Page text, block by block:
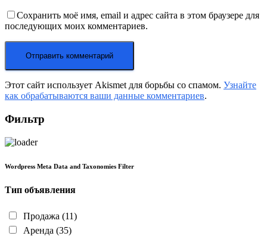
Сохранить моё имя, email и адрес сайта в этом браузере для
последующих моих комментариев.
Этот сайт использует Akismet для борьбы со спамом. Узнайте
как обрабатываются ваши данные комментариев.
Фильтр
Wordpress Meta Data and Taxonomies Filter
Тип объявления
Продажа (11)
Аренда (35)